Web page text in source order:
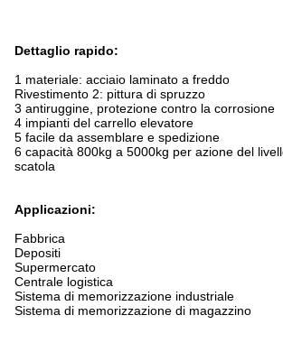
Dettaglio rapido:
1 materiale: acciaio laminato a freddo
Rivestimento 2: pittura di spruzzo
3 antiruggine, protezione contro la corrosione
4 impianti del carrello elevatore
5 facile da assemblare e spedizione
6 capacità 800kg a 5000kg per azione del
scatola
Applicazioni:
Fabbrica
Depositi
Supermercato
Centrale logistica
Sistema di memorizzazione industriale
Sistema di memorizzazione di magazzino